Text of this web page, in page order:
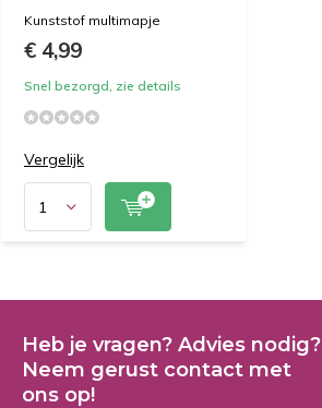
Kunststof multimapje
€ 4,99
Snel bezorgd, zie details
Vergelijk
Heb je vragen? Advies nodig?
Neem gerust contact met
ons op!